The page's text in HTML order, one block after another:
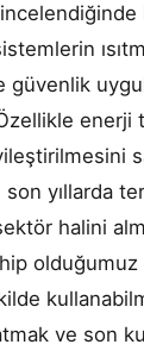
güvenlik
enerji
yıllarda
halini
olduğumuz
ve son